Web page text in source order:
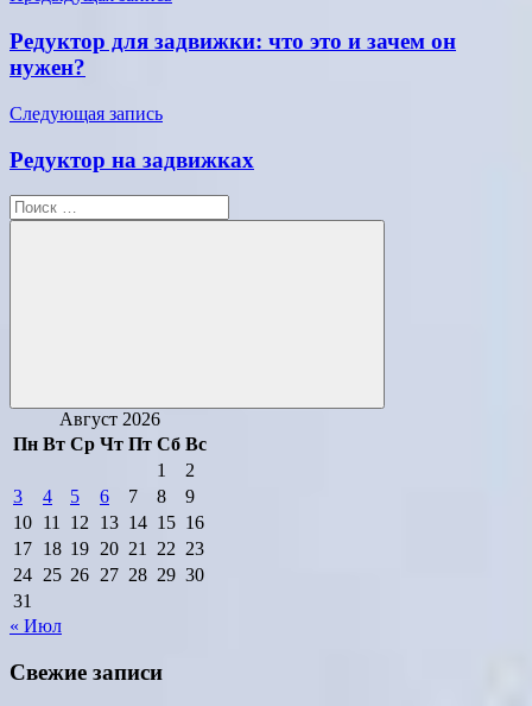
по
записям
Редуктор для задвижки: что это и зачем он
нужен?
Следующая запись
Редуктор на задвижках
Поиск
для:
Поиск
Август 2026
Пн Вт Ср Чт Пт Сб Вс
1
2
3
4 5 6 7 8
9
10 11 12 13 14 15 16
17 18 19 20 21 22 23
24 25 26 27 28 29 30
31
« Июл
Свежие записи